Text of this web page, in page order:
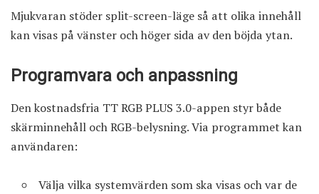
Mjukvaran stöder split-screen-läge så att olika innehåll
kan visas på vänster och höger sida av den böjda ytan.
Programvara och anpassning
Den kostnadsfria TT RGB PLUS 3.0-appen styr både
skärminnehåll och RGB-belysning. Via programmet kan
användaren:
Välja vilka systemvärden som ska visas och var de